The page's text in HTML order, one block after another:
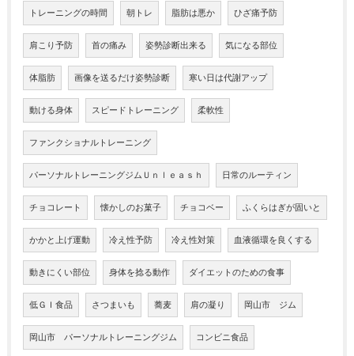
トレーニングの時間 朝トレ 脂肪は悪か ひざ痛予防
肩こり予防 首の痛み 姿勢診断出来る 気になる部位
体脂肪 画像を送るだけ姿勢診断 寒い日は代謝アップ
動ける身体 スピードトレーニング 柔軟性
ファンクショナルトレーニング
パーソナルトレーニングジムＵｎｌｅａｓｈ 日常のルーティン
チョコレート 懐かしのお菓子 チョコベー ふくらはぎが固いと
かかと上げ運動 冷え性予防 冷え性対策 血液循環を良くする
動きにくい部位 身体を捻る動作 ダイエットのための食事
低ＧＩ食品 さつまいも 蕎麦 肩の凝り 岡山市 ジム
岡山市 パーソナルトレーニングジム コンビニ食品